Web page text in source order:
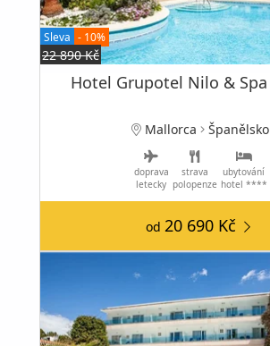
Sleva - 10%
22 890 Kč
Hotel Grupotel Nilo & Spa
Mallorca Španělsko
doprava
letecky
strava
polopenze
ubytování
hotel ****
od 20 690 Kč